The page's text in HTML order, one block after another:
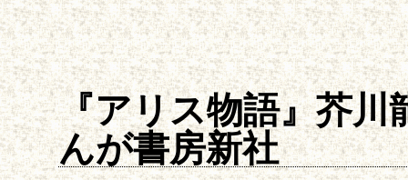
『アリス物語』芥
んが書房新社